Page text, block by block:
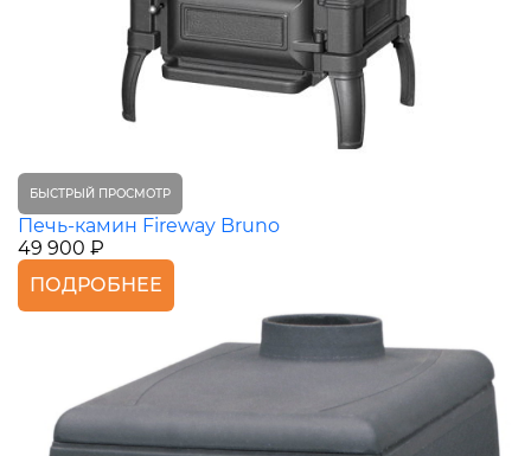
БЫСТРЫЙ ПРОСМОТР
Печь-камин Fireway Bruno
49 900 ₽
ПОДРОБНЕЕ